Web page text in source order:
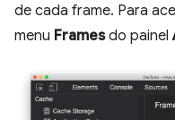
de cada frame. Para
menu Framesdo painel